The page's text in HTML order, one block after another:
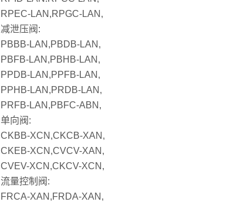
RPEC-LAN,RPGC-LAN,
减泄压阀:
PBBB-LAN,PBDB-LAN,
PBFB-LAN,PBHB-LAN,
PPDB-LAN,PPFB-LAN,
PPHB-LAN,PRDB-LAN,
PRFB-LAN,PBFC-ABN,
单向阀:
CKBB-XCN,CKCB-XAN,
CKEB-XCN,CVCV-XAN,
CVEV-XCN,CKCV-XCN,
流量控制阀:
FRCA-XAN,FRDA-XAN,